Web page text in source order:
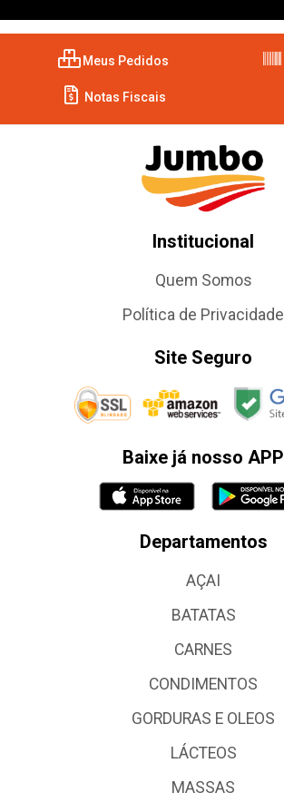
Meus Pedidos
Notas Fiscais
Institucional
Quem Somos
Política de Privacidade
Site Seguro
Baixe já nosso APP
Departamentos
AÇAI
BATATAS
CARNES
CONDIMENTOS
GORDURAS E OLEOS
LÁCTEOS
MASSAS